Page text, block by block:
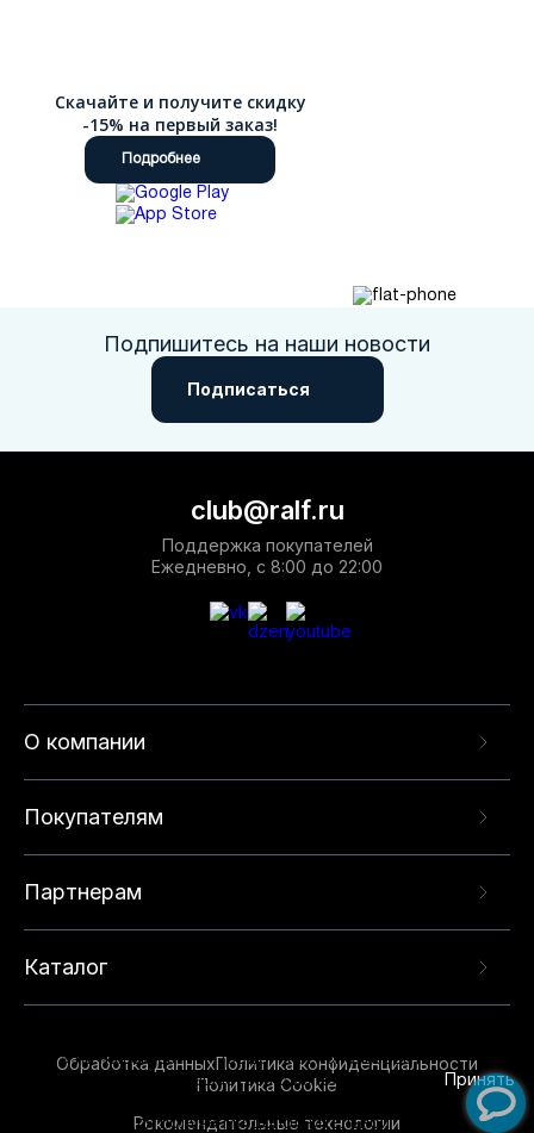
Скачайте и получите скидку
-15% на первый заказ!
Подробнее
Подпишитесь на наши новости
Подписаться
О компании
Покупателям
Партнерам
Каталог
club@ralf.ru
Поддержка покупателей
Ежедневно, с 8:00 до 22:00
Обработка данныхПолитика конфиденциальности
Политика Cookie
Рекомендательные технологии
опыта на нашем сайте. Продолжая использовать
данный сайт, вы соглашаетесь с использованием
технологий. Для получения дополнительной
Принять